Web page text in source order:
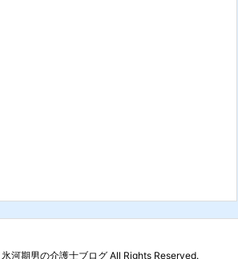
氷河期男の介護士ブログ All Rights Reserved.